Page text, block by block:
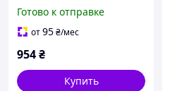
производителя Ярослав
Готово к отправке
от95₴/мес
954₴
Купить